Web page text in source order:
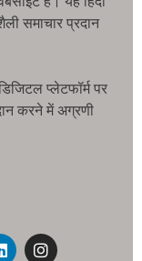
समाचार प्रदान
प्लेटफॉर्म पर
करने में अग्रणी